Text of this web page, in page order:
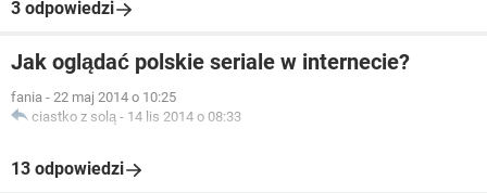
3 odpowiedzi
Jak oglądać polskie seriale w internecie?
fania - 22 maj 2014 o 10:25
ciastko z solą - 14 lis 2014 o 08:33
13 odpowiedzi